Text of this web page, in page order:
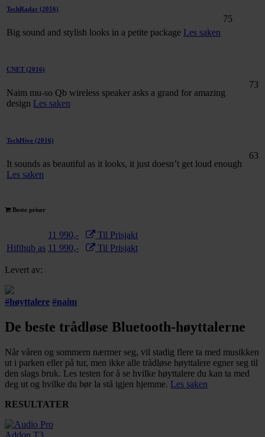
TechRadar (2016)
Big sound and stylish looks in a petite package Les saken
75
CNET (2016)
Naim mu-so Qb wireless speaker asks a grand for amazing
design Les saken
73
TechHive (2016)
It sounds as beautiful as it looks, it just doesn’t get loud enough
Les saken
63
Beste priser
11 990,-
Til Prisjakt
Hifihub as 11 990,- Til Prisjakt
Levert av:
#høyttalere #naim
De beste trådløse Bluetooth-høyttalerne
Når våren og sommern nærmer seg, vil stadig flere ta med musikken
ut i parken eller på tur, men ikke alle trådløse høyttalere egner seg til
den slags bruk. Les testen for å se hvilke høyttalere du kan ta med
deg ut og hvilke du bør la stå igjen hjemme. Les saken
RESULTATER